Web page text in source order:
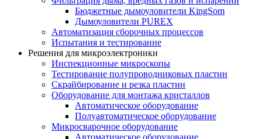
Бюджетные дымоуловители KingSom
Дымоуловители PUREX
Автоматизация сборочных процессов
Испытания и тестирование
Решения для микроэлектроники
Инспекционные микроскопы
Тестирование полупроводниковых пластин
Скрайбирование и резка пластин
Оборудование для монтажа кристаллов
Автоматическое оборудование
Полуавтоматическое оборудование
Микросварочное оборудование
Автоматическое оборудование